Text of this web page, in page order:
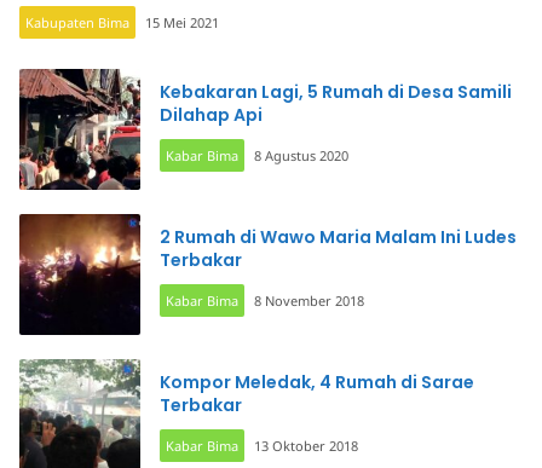
Kabupaten Bima 15 Mei 2021
Kebakaran Lagi, 5 Rumah di Desa Samili
Dilahap Api
Kabar Bima 8 Agustus 2020
2 Rumah di Wawo Maria Malam Ini Ludes
Terbakar
Kabar Bima 8 November 2018
Kompor Meledak, 4 Rumah di Sarae
Terbakar
Kabar Bima 13 Oktober 2018